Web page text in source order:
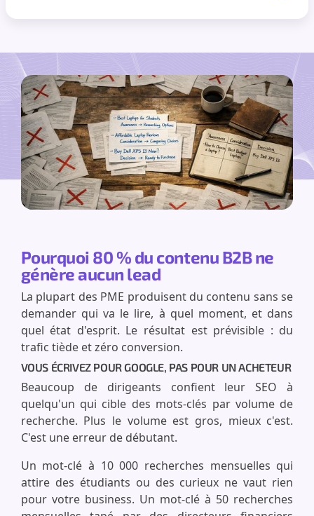
Pourquoi 80 % du contenu B2B ne
génère aucun lead
La plupart des PME produisent du contenu sans se
demander qui va le lire, à quel moment, et dans
quel état d'esprit. Le résultat est prévisible : du
trafic tiède et zéro conversion.
VOUS ÉCRIVEZ POUR GOOGLE, PAS POUR UN ACHETEUR
Beaucoup de dirigeants confient leur SEO à
quelqu'un qui cible des mots-clés par volume de
recherche. Plus le volume est gros, mieux c'est.
C'est une erreur de débutant.
Un mot-clé à 10 000 recherches mensuelles qui
attire des étudiants ou des curieux ne vaut rien
pour votre business. Un mot-clé à 50 recherches